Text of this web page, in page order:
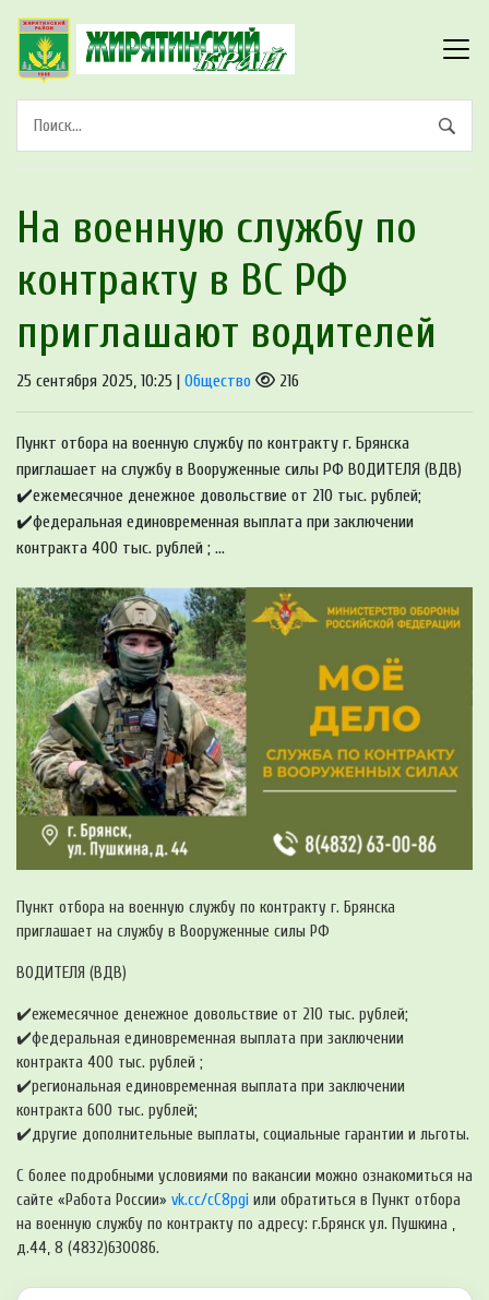
На военную службу по
контракту в ВС РФ
приглашают водителей
25 сентября 2025, 10:25 | Общество 216
Пункт отбора на военную службу по контракту г. Брянска
приглашает на службу в Вооруженные силы РФ ВОДИТЕЛЯ (ВДВ)
✔️ежемесячное денежное довольствие от 210 тыс. рублей;
✔️федеральная единовременная выплата при заключении
контракта 400 тыс. рублей ; ...
Пункт отбора на военную службу по контракту г. Брянска
приглашает на службу в Вооруженные силы РФ
ВОДИТЕЛЯ (ВДВ)
✔️ежемесячное денежное довольствие от 210 тыс. рублей;
✔️федеральная единовременная выплата при заключении
контракта 400 тыс. рублей ;
✔️региональная единовременная выплата при заключении
контракта 600 тыс. рублей;
✔️другие дополнительные выплаты, социальные гарантии и льготы.
С более подробными условиями по вакансии можно ознакомиться на
сайте «Работа России» vk.cc/cC8pgi или обратиться в Пункт отбора
на военную службу по контракту по адресу: г.Брянск ул. Пушкина ,
д.44, 8 (4832)630086.